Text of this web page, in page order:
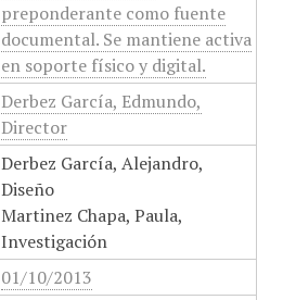
preponderante como fuente
documental. Se mantiene activa
en soporte físico y digital.
Derbez García, Edmundo,
Director
Derbez García, Alejandro,
Diseño
Martinez Chapa, Paula,
Investigación
01/10/2013